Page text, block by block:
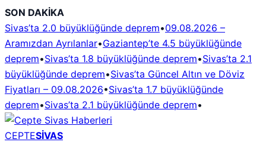
İçeriğe
geç
SON DAKİKA
Sivas’ta 2.0 büyüklüğünde deprem•09.08.2026 –
Aramızdan Ayrılanlar•Gaziantep’te 4.5 büyüklüğünde
deprem•Sivas’ta 1.8 büyüklüğünde deprem•Sivas’ta 2.1
büyüklüğünde deprem•Sivas’ta Güncel Altın ve Döviz
Fiyatları – 09.08.2026•Sivas’ta 1.7 büyüklüğünde
deprem•Sivas’ta 2.1 büyüklüğünde deprem•
CEPTESİVAS